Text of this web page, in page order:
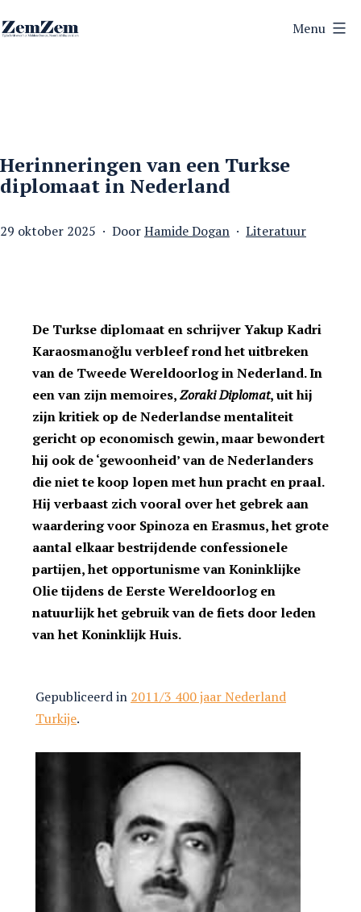
naar
Menu
Herinneringen van een Turkse
diplomaat in Nederland
Gepubliceerd
29 oktober 2025 DoorHamide Dogan
Gecategoriseerd
Literatuur
De Turkse diplomaat en schrijver Yakup Kadri
Karaosmanoğlu verbleef rond het uitbreken
van de Tweede Wereldoorlog in Nederland. In
een van zijn memoires,Zoraki Diplomat, uit hij
zijn kritiek op de Nederlandse mentaliteit
gericht op economisch gewin, maar bewondert
hij ook de ‘gewoonheid’ van de Nederlanders
die niet te koop lopen met hun pracht en praal.
Hij verbaast zich vooral over het gebrek aan
waardering voor Spinoza en Erasmus, het grote
aantal elkaar bestrijdende confessionele
partijen, het opportunisme van Koninklijke
Olie tijdens de Eerste Wereldoorlog en
natuurlijk het gebruik van de fiets door leden
van het Koninklijk Huis.
Gepubliceerd in 2011/3 400 jaar Nederland
Turkije.